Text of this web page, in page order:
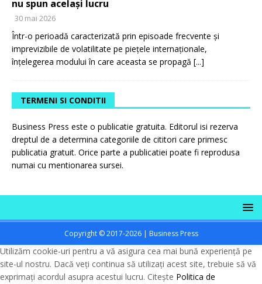
nu spun același lucru
30 mai 2026
Într-o perioadă caracterizată prin episoade frecvente și
imprevizibile de volatilitate pe piețele internaționale,
înțelegerea modului în care aceasta se propagă [...]
TERMENI SI CONDITII
Business Press este o publicatie gratuita. Editorul isi rezerva
dreptul de a determina categoriile de cititori care primesc
publicatia gratuit. Orice parte a publicatiei poate fi reprodusa
numai cu mentionarea sursei.
Copyright © 2017-2026 | Business Press
Utilizăm cookie-uri pentru a vă asigura cea mai bună experiență pe
site-ul nostru. Dacă veți continua să utilizați acest site, trebuie să vă
exprimați acordul asupra acestui lucru. Citește Politica de